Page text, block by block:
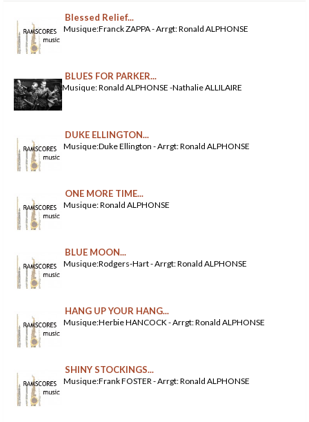
Blessed Relief...
Musique:Franck ZAPPA - Arrgt: Ronald ALPHONSE
BLUES FOR PARKER...
Musique: Ronald ALPHONSE -Nathalie ALLILAIRE
DUKE ELLINGTON...
Musique:Duke Ellington - Arrgt: Ronald ALPHONSE
ONE MORE TIME...
Musique: Ronald ALPHONSE
BLUE MOON...
Musique:Rodgers-Hart - Arrgt: Ronald ALPHONSE
HANG UP YOUR HANG...
Musique:Herbie HANCOCK - Arrgt: Ronald ALPHONSE
SHINY STOCKINGS...
Musique:Frank FOSTER - Arrgt: Ronald ALPHONSE